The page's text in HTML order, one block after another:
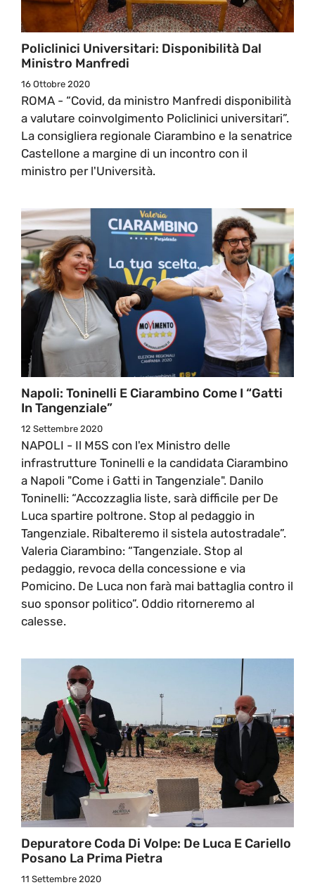
Policlinici Universitari: Disponibilità Dal
Ministro Manfredi
16 Ottobre 2020
ROMA - “Covid, da ministro Manfredi disponibilità
a valutare coinvolgimento Policlinici universitari”.
La consigliera regionale Ciarambino e la senatrice
Castellone a margine di un incontro con il
ministro per l'Università.
Napoli: Toninelli E Ciarambino Come I “Gatti
In Tangenziale”
12 Settembre 2020
NAPOLI - Il M5S con l'ex Ministro delle
infrastrutture Toninelli e la candidata Ciarambino
a Napoli "Come i Gatti in Tangenziale". Danilo
Toninelli: “Accozzaglia liste, sarà difficile per De
Luca spartire poltrone. Stop al pedaggio in
Tangenziale. Ribalteremo il sistela autostradale”.
Valeria Ciarambino: “Tangenziale. Stop al
pedaggio, revoca della concessione e via
Pomicino. De Luca non farà mai battaglia contro il
suo sponsor politico”. Oddio ritorneremo al
calesse.
Depuratore Coda Di Volpe: De Luca E Cariello
Posano La Prima Pietra
11 Settembre 2020